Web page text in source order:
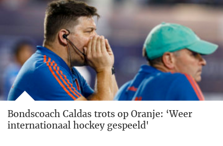
Bondscoach Caldas trots op Oranje: ‘Weer
internationaal hockey gespeeld'